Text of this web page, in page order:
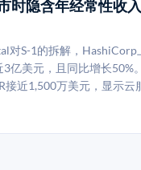
时隐含年经常性收
对S-1的拆解，HashiCorp
亿美元，且同比增长50%
接近1,500万美元，显示云